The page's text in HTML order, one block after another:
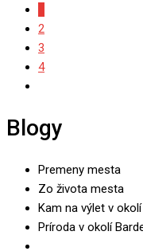
2
3
4
Blogy
Premeny mesta
Zo života mesta
Kam na výlet v okolí
Príroda v okolí